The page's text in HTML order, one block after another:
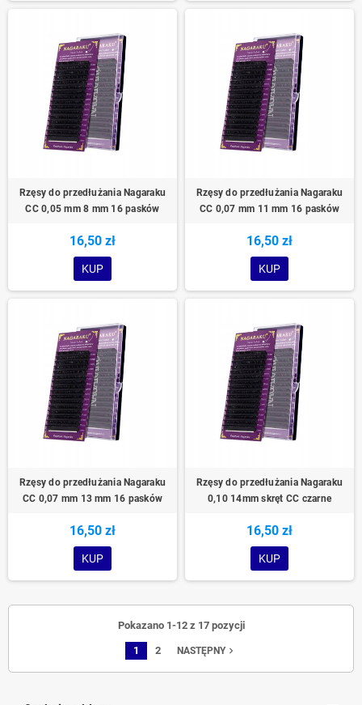
Rzęsy do przedłużania Nagaraku
CC 0,05 mm 8 mm 16 pasków
16,50 zł
KUP
Rzęsy do przedłużania Nagaraku
CC 0,07 mm 11 mm 16 pasków
16,50 zł
KUP
Rzęsy do przedłużania Nagaraku
CC 0,07 mm 13 mm 16 pasków
16,50 zł
KUP
Rzęsy do przedłużania Nagaraku
0,10 14mm skręt CC czarne
16,50 zł
KUP
Pokazano 1-12 z 17 pozycji
1 2 NASTĘPNYnavigate_next